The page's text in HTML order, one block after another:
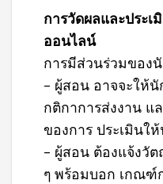
การวัดผลและประ
ออนไลน์
การมีส่วนร่วมของ
– ผู้สอน อาจจะให้
กติกาการส่งงาน แ
ของการ ประเมินใ
– ผู้สอน ต้องแจ้งวั
ๆ พร้อมบอก เกณฑ์